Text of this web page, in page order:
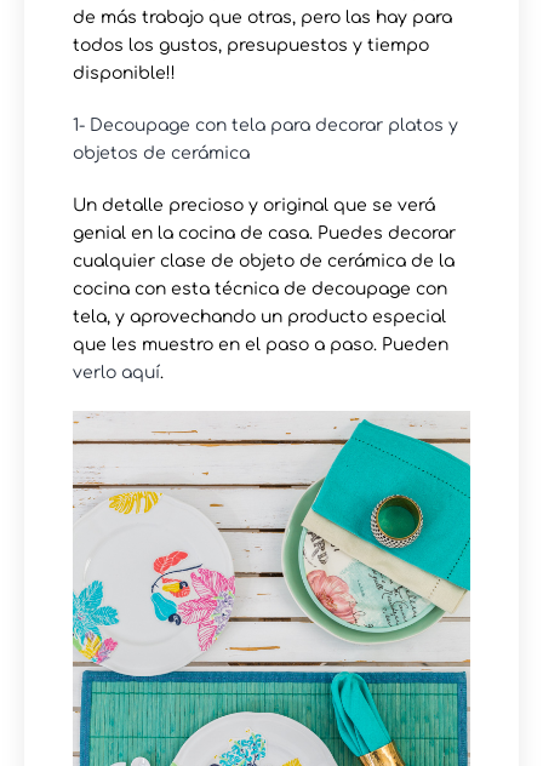
de más trabajo que otras, pero las hay para
todos los gustos, presupuestos y tiempo
disponible!!
1- Decoupage con tela para decorar platos y
objetos de cerámica
Un detalle precioso y original que se verá
genial en la cocina de casa. Puedes decorar
cualquier clase de objeto de cerámica de la
cocina con esta técnica de decoupage con
tela, y aprovechando un producto especial
que les muestro en el paso a paso. Pueden
verlo aquí.